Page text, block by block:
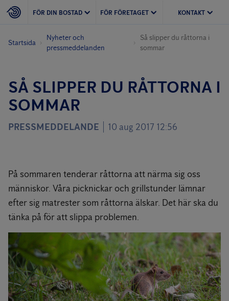
FÖR DIN BOSTAD FÖR FÖRETAGET KONTAKT
Startsida
Nyheter och
pressmeddelanden
Så slipper du råttorna i
sommar
SÅ SLIPPER DU RÅTTORNA I
SOMMAR
PRESSMEDDELANDE 10 aug 2017 12:56
På sommaren tenderar råttorna att närma sig oss
människor. Våra picknickar och grillstunder lämnar
efter sig matrester som råttorna älskar. Det här ska du
tänka på för att slippa problemen.